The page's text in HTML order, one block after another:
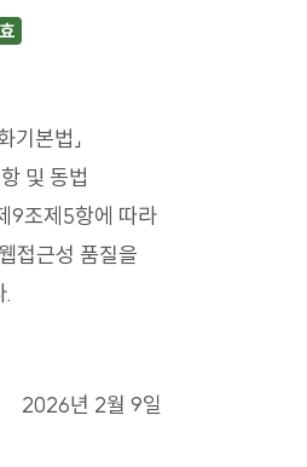
기본법」
및 동법
9조제5항에 따라
접근성 품질을
.
2026년 2월 9일